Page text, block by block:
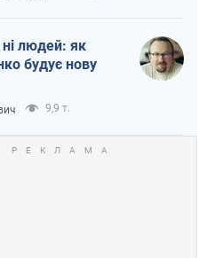
ні людей: як
будує нову
9,9 т.